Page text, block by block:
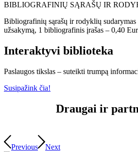
BIBLIOGRAFINIŲ SĄRAŠŲ IR
Bibliografinių sąrašų ir rodyklių
užsakymą, 1 bibliografinis įrašas – 0,40 Eur
Interaktyvi biblioteka
Paslaugos tikslas – suteikti trumpą
Susipažink čia!
Draugai ir
Previous Next